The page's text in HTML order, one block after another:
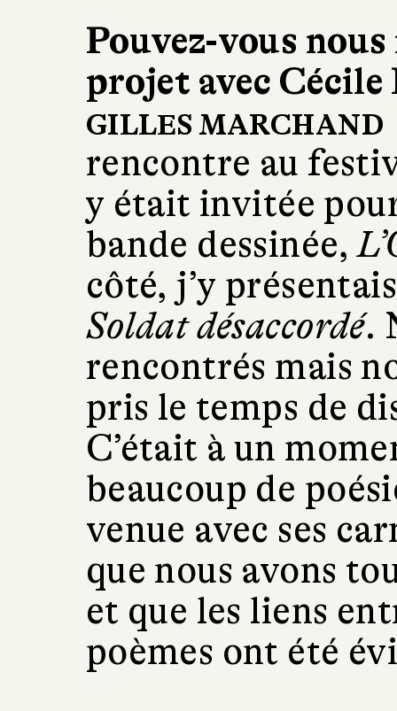
Pouvez-vous
projet avec Cécile
GILLES MARCHAND
rencontre au
y était invitée
bande dessinée,
côté, j’y
Soldat désaccordé.
rencontrés mais
pris le temps de
C’était à un
beaucoup de
venue avec ses
que nous avons
et que les liens
poèmes ont été